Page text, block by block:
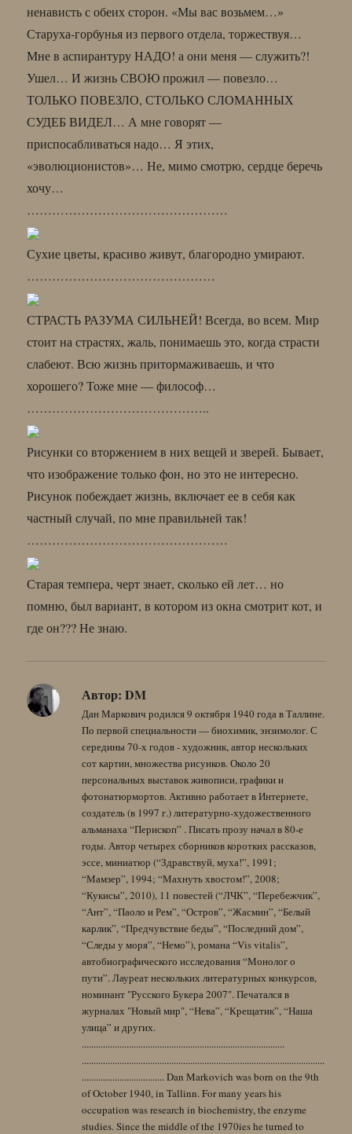
ненависть с обеих сторон. «Мы вас возьмем…»
Старуха-горбунья из первого отдела, торжествуя…
Мне в аспирантуру НАДО! а они меня — служить?!
Ушел… И жизнь СВОЮ прожил — повезло…
ТОЛЬКО ПОВЕЗЛО, СТОЛЬКО СЛОМАННЫХ
СУДЕБ ВИДЕЛ… А мне говорят —
приспосабливаться надо… Я этих,
«эволюционистов»… Не, мимо смотрю, сердце беречь
хочу…
…………………………………………
Сухие цветы, красиво живут, благородно умирают.
………………………………………
СТРАСТЬ РАЗУМА СИЛЬНЕЙ! Всегда, во всем. Мир
стоит на страстях, жаль, понимаешь это, когда страсти
слабеют. Всю жизнь притормаживаешь, и что
хорошего? Тоже мне — философ…
……………………………………..
Рисунки со вторжением в них вещей и зверей. Бывает,
что изображение только фон, но это не интересно.
Рисунок побеждает жизнь, включает ее в себя как
частный случай, по мне правильней так!
…………………………………………
Старая темпера, черт знает, сколько ей лет… но
помню, был вариант, в котором из окна смотрит кот, и
где он??? Не знаю.
Автор: DM
Дан Маркович родился 9 октября 1940 года в Таллине.
По первой специальности — биохимик, энзимолог. С
середины 70-х годов - художник, автор нескольких
сот картин, множества рисунков. Около 20
персональных выставок живописи, графики и
фотонатюрмортов. Активно работает в Интернете,
создатель (в 1997 г.) литературно-художественного
альманаха “Перископ” . Писать прозу начал в 80-е
годы. Автор четырех сборников коротких рассказов,
эссе, миниатюр (“Здравствуй, муха!”, 1991;
“Мамзер”, 1994; “Махнуть хвостом!”, 2008;
“Кукисы”, 2010), 11 повестей (“ЛЧК”, “Перебежчик”,
“Ант”, “Паоло и Рем”, “Остров”, “Жасмин”, “Белый
карлик”, “Предчувствие беды”, “Последний дом”,
“Следы у моря”, “Немо”), романа “Vis vitalis”,
автобиографического исследования “Монолог о
пути”. Лауреат нескольких литературных конкурсов,
номинант "Русского Букера 2007". Печатался в
журналах "Новый мир", “Нева”, “Крещатик”, “Наша
улица” и других.
......................................................................................
.......................................................................................................
................................... Dan Markovich was born on the 9th
of October 1940, in Tallinn. For many years his
occupation was research in biochemistry, the enzyme
studies. Since the middle of the 1970ies he turned to